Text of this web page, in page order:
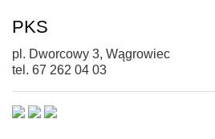
PKS
pl. Dworcowy 3, Wągrowiec
tel. 67 262 04 03